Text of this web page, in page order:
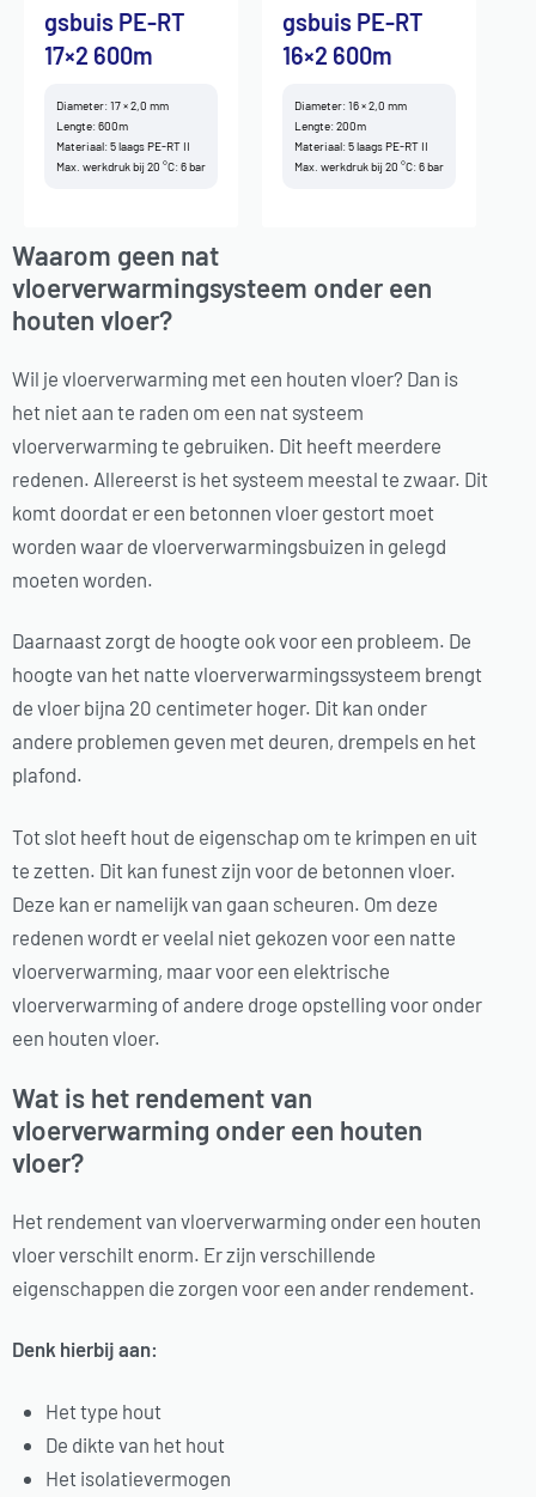
gsbuis PE-RT
17×2 600m
Diameter: 17 × 2,0 mm
Lengte: 600m
Materiaal: 5 laags PE-RT II
Max. werkdruk bij 20 °C: 6 bar
gsbuis PE-RT
16×2 600m
Diameter: 16 × 2,0 mm
Lengte: 200m
Materiaal: 5 laags PE-RT II
Max. werkdruk bij 20 °C: 6 bar
Waarom geen nat
vloerverwarmingsysteem onder een
houten vloer?
Wil je vloerverwarming met een houten vloer? Dan is
het niet aan te raden om een nat systeem
vloerverwarming te gebruiken. Dit heeft meerdere
redenen. Allereerst is het systeem meestal te zwaar. Dit
komt doordat er een betonnen vloer gestort moet
worden waar de vloerverwarmingsbuizen in gelegd
moeten worden.
Daarnaast zorgt de hoogte ook voor een probleem. De
hoogte van het natte vloerverwarmingssysteem brengt
de vloer bijna 20 centimeter hoger. Dit kan onder
andere problemen geven met deuren, drempels en het
plafond.
Tot slot heeft hout de eigenschap om te krimpen en uit
te zetten. Dit kan funest zijn voor de betonnen vloer.
Deze kan er namelijk van gaan scheuren. Om deze
redenen wordt er veelal niet gekozen voor een natte
vloerverwarming, maar voor een elektrische
vloerverwarming of andere droge opstelling voor onder
een houten vloer.
Wat is het rendement van
vloerverwarming onder een houten
vloer?
Het rendement van vloerverwarming onder een houten
vloer verschilt enorm. Er zijn verschillende
eigenschappen die zorgen voor een ander rendement.
Denk hierbij aan:
Het type hout
De dikte van het hout
Het isolatievermogen